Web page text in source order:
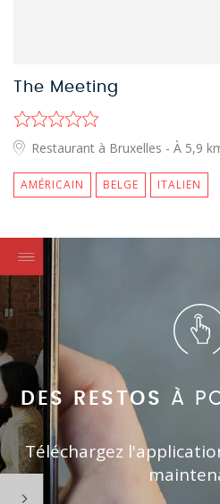
The Meeting
Restaurant à Bruxelles - À 5,9
AMÉRICAIN BELGE ITALIEN
DES RESTOS À
Téléchargez